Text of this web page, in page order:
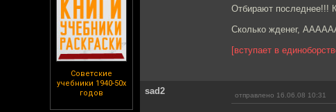
Советские
учебники 1940-50х
годов
Отбирают последнее!!!
Сколько жденег,
[вступает в
sad2 отправлено 16.06.08 10:31